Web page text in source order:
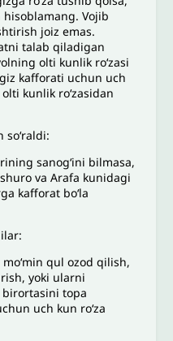
Vojib
joiz emas.
talab qiladigan
olti kunlik ro‘zasi
kafforati uchun uch
kunlik ro‘zasidan
soʻraldi:
sanog‘ini bilmasa,
va Arafa kunidagi
kafforat bo‘la
qul ozod qilish,
yoki ularni
topa
uch kun ro‘za